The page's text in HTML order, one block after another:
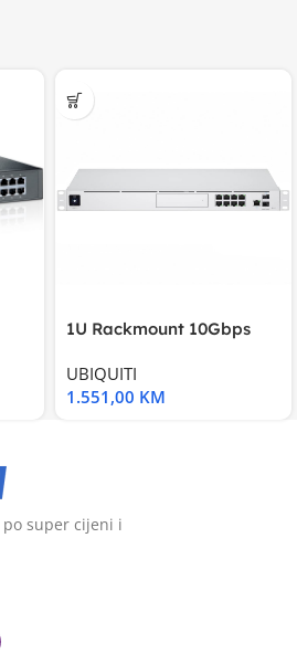
1U Rackmount 10Gbps
UBIQUITI
1.551,00 KM
super cijeni i